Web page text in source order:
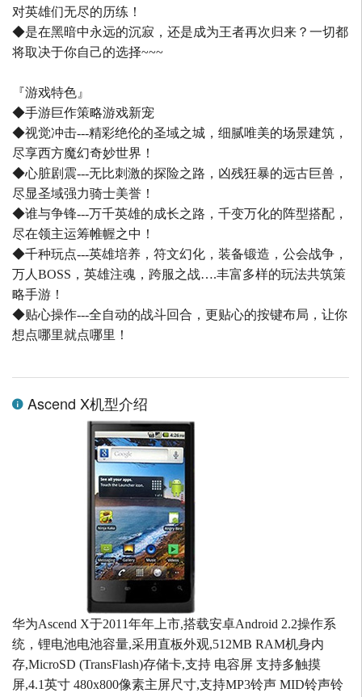
对英雄们无尽的历练！
◆是在黑暗中永远的沉寂，还是成为王者再次归来？一切都
将取决于你自己的选择~~~
『游戏特色』
◆手游巨作策略游戏新宠
◆视觉冲击---精彩绝伦的圣域之城，细腻唯美的场景建筑，
尽享西方魔幻奇妙世界！
◆心脏剧震---无比刺激的探险之路，凶残狂暴的远古巨兽，
尽显圣域强力骑士美誉！
◆谁与争锋---万千英雄的成长之路，千变万化的阵型搭配，
尽在领主运筹帷幄之中！
◆千种玩点---英雄培养，符文幻化，装备锻造，公会战争，
万人BOSS，英雄注魂，跨服之战….丰富多样的玩法共筑策
略手游！
◆贴心操作---全自动的战斗回合，更贴心的按键布局，让你
想点哪里就点哪里！
Ascend X机型介绍
华为Ascend X于2011年年上市,搭载安卓Android 2.2操作系
统，锂电池电池容量,采用直板外观,512MB RAM机身内
存,MicroSD (TransFlash)存储卡,支持 电容屏 支持多触摸
屏,4.1英寸 480x800像素主屏尺寸,支持MP3铃声 MID铃声铃